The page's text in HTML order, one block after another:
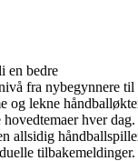
en bedre
fra nybegynnere til
og lekne
hver dag.
allsidig
tilbakemeldinger.